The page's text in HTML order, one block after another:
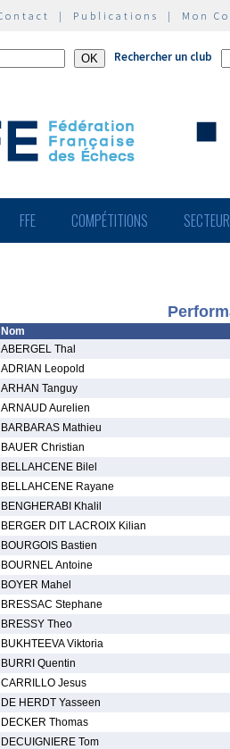
| Publications | Mon
Rechercher un club
FFE COMPÉTITIONS
Nom
ABERGEL Thal
ADRIAN Leopold
ARHAN Tanguy
ARNAUD Aurelien
BARBARAS Mathieu
BAUER Christian
BELLAHCENE Bilel
BELLAHCENE Rayane
BENGHERABI Khalil
BERGER DIT LACROIX Kilian
BOURGOIS Bastien
BOURNEL Antoine
BOYER Mahel
BRESSAC Stephane
BRESSY Theo
BUKHTEEVA Viktoria
BURRI Quentin
CARRILLO Jesus
DE HERDT Yasseen
DECKER Thomas
DECUIGNIERE Tom